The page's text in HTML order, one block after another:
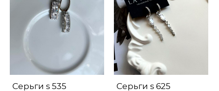
Серьги s 535
Серьги s 625